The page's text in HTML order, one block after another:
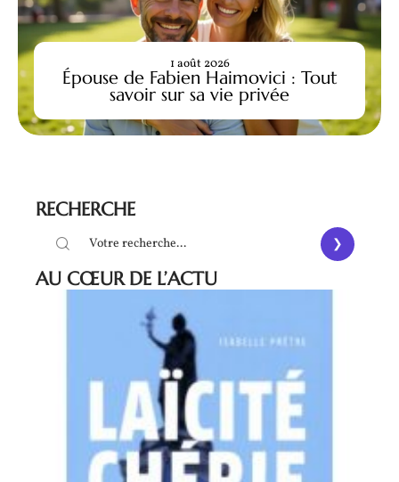
Épouse de Fabien Haimovici : Tout
savoir sur sa vie privée
1 août 2026
RECHERCHE
AU CŒUR DE L’ACTU